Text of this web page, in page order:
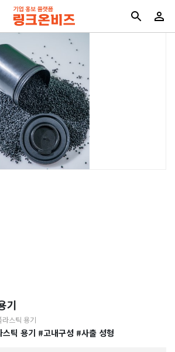
기
스틱 용기
틱 용기 #고내구성 #사출 성형